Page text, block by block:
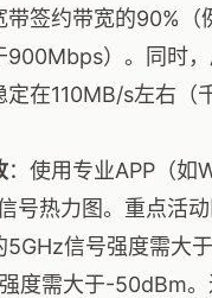
带签约带宽的90%（
900Mbps）。同时
定在110MB/s左右（
：使用专业APP（如
号热力图。重点活动
5GHz信号强度需大
度需大于-50dBm